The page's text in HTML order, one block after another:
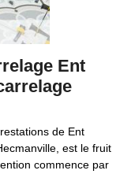
Ent
de Ent
est le fruit
commence par